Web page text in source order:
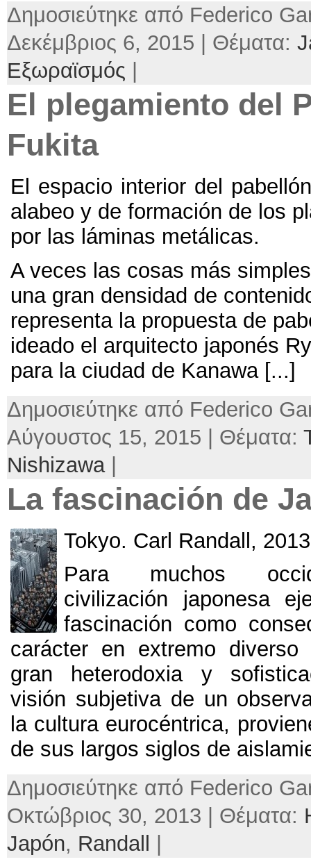
Δημοσιεύτηκε από Federico
Δεκέμβριος 6, 2015 | Θέματα:
Εξωραϊσμός
El plegamiento del
Fukita
El espacio interior del pabellón
alabeo y de formación de los
por las láminas metálicas.
A veces las cosas más
una gran densidad de
representa la propuesta de
ideado el arquitecto japonés
para la ciudad de Kanawa[...]
Δημοσιεύτηκε από Federico
Αύγουστος 15, 2015 | Θέματα:
Nishizawa|
La fascinación de
Tokyo. Carl Randall, 2013
Para muchos
civilización japonesa
fascinación como
carácter en extremo
gran heterodoxia y
visión subjetiva de un
la cultura eurocéntrica,
de sus largos siglos de
Δημοσιεύτηκε από Federico
Οκτώβριος 30, 2013 | Θέματα:
Japón, Randall